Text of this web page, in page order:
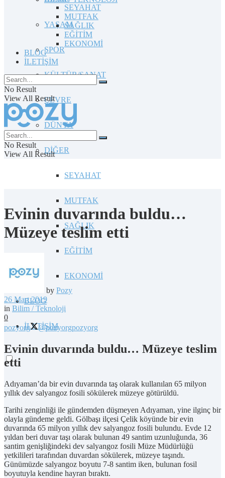
YAŞAM
SPOR
KÜLTÜR/SANAT
ÇEVRE
DÜNYA
DİĞER
SEYAHAT
MUTFAK
SAĞLIK
EĞİTİM
EKONOMİ
BLOG
İLETİŞİM
SEYAHAT
MUTFAK
SAĞLIK
EĞİTİM
EKONOMİ
BLOG
İLETİŞİM
No Result
View All Result
No Result
View All Result
Evinin duvarında buldu…
Müzeye teslim etti
by Pozy
26 Mart 2019
in Bilim / Teknoloji
0
pozyorg
@pozyorgpozyorg
Evinin duvarında buldu… Müzeye teslim
etti
Adıyaman’da bir evin duvarında taş olarak kullanılan 65 milyon
yıllık dev salyangoz fosili sökülerek müzeye götürüldü.
Tarihi zenginliği ile gündemden düşmeyen Adıyaman, yine ilginç bir
olayla gündeme geldi. Gölbaşı ilçesi Çelik köyünde bir evin
duvarında 65 milyon yıllık dev salyangoz fosili bulundu. Evde 12
yıldan beri duvar taşı olarak bulunan 49 santim uzunluğunda, 36
santim genişliğindeki dev salyangoz fosili Müze Müdürlüğü
yetkilileri tarafından duvardan sökülerek, müzeye taşındı.
Günümüzde salyangoz boyutu 7-8 santim iken, bulunan fosil
boyutuyla kendine hayran bıraktı.